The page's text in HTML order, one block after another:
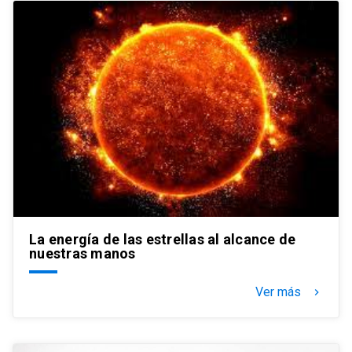
La energía de las estrellas al alcance de
nuestras manos
Ver más keyboard_arrow_right